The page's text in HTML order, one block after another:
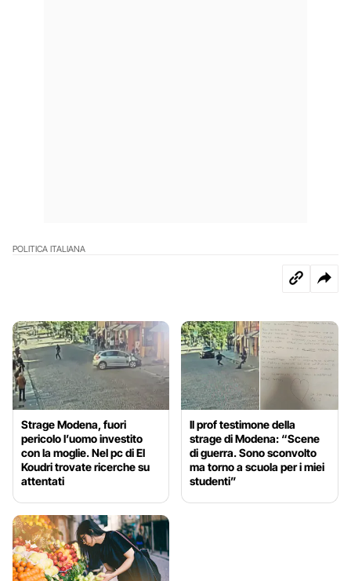
POLITICA ITALIANA
Strage Modena, fuori
pericolo l’uomo investito
con la moglie. Nel pc di El
Koudri trovate ricerche su
attentati
Il prof testimone della
strage di Modena: “Scene
di guerra. Sono sconvolto
ma torno a scuola per i miei
studenti”